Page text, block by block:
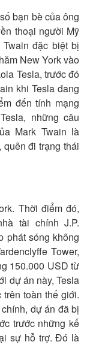
bạn bè của ông
thoại người Mỹ
đặc biệt bị
New York vào
Tesla, trước đó
khi Tesla đang
đến tính mạng
những câu
Mark Twain là
đi trạng thái
Thời điểm đó,
tài chính J.P.
phát sóng không
Tower,
150.000 USD từ
dự án này, Tesla
toàn thế giới.
dự án đã bị
trước những kế
sự hỗ trợ. Đó là